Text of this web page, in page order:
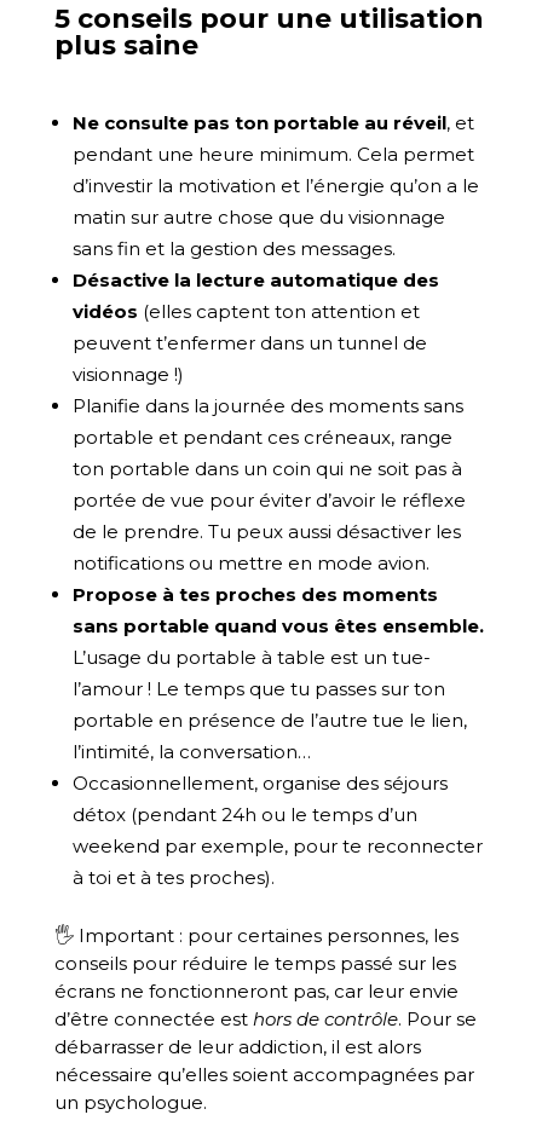
5 conseils pour une utilisation
plus saine
Ne consulte pas ton portable au réveil, et
pendant une heure minimum. Cela permet
d’investir la motivation et l’énergie qu’on a le
matin sur autre chose que du visionnage
sans fin et la gestion des messages.
Désactive la lecture automatique des
vidéos (elles captent ton attention et
peuvent t’enfermer dans un tunnel de
visionnage !)
Planifie dans la journée des moments sans
portable et pendant ces créneaux, range
ton portable dans un coin qui ne soit pas à
portée de vue pour éviter d’avoir le réflexe
de le prendre. Tu peux aussi désactiver les
notifications ou mettre en mode avion.
Propose à tes proches des moments
sans portable quand vous êtes ensemble.
L’usage du portable à table est un tue-
l’amour ! Le temps que tu passes sur ton
portable en présence de l’autre tue le lien,
l’intimité, la conversation…
Occasionnellement, organise des séjours
détox (pendant 24h ou le temps d’un
weekend par exemple, pour te reconnecter
à toi et à tes proches).
🖐 Important : pour certaines personnes, les
conseils pour réduire le temps passé sur les
écrans ne fonctionneront pas, car leur envie
d’être connectée est hors de contrôle. Pour se
débarrasser de leur addiction, il est alors
nécessaire qu’elles soient accompagnées par
un psychologue.